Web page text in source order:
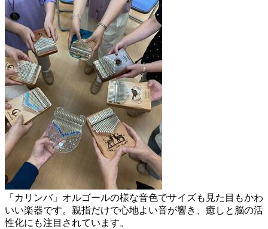
「カリンバ」オルゴールの様な音色でサイズも見た目もかわ
いい楽器です。親指だけで心地よい音が響き、癒しと脳の活
性化にも注目されています。